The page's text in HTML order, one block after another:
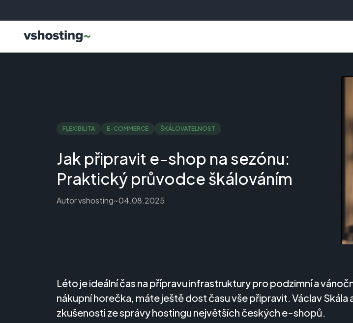
FLEXIBILITA E-COMMERCE ŠKÁLOVATELNOST
Jak připravit e-shop na sezónu:
Praktický průvodce škálováním
Autorvshosting~04.08.2025
Léto je ideální čas na přípravu infrastruktury pro podzimní a
nákupní horečka, máte ještě dost času vše připravit. Václav
zkušenosti ze správy hostingu největších českých e-shopů.